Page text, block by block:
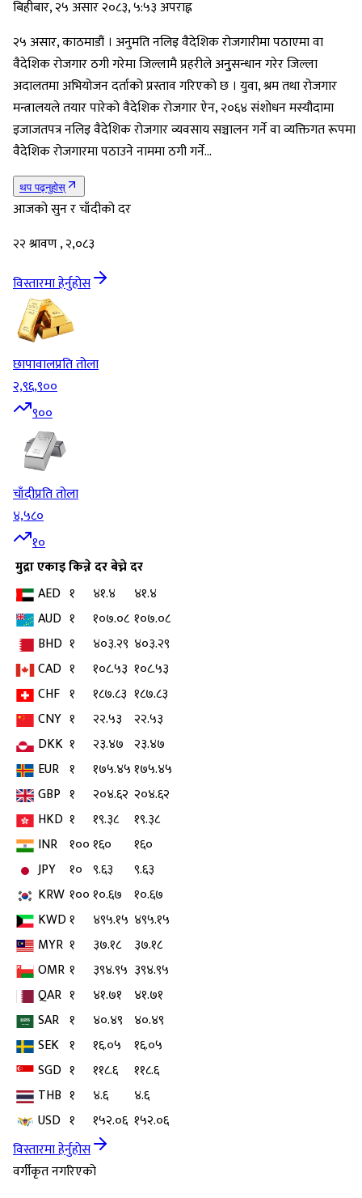
बिहीबार, २५ असार २०८३, ५:५३ अपराह्न
२५ असार, काठमाडौं । अनुमति नलिइ वैदेशिक रोजगारीमा पठाएमा वा
वैदेशिक रोजगार ठगी गरेमा जिल्लामै प्रहरीले अनुुसन्धान गरेर जिल्ला
अदालतमा अभियोजन दर्ताको प्रस्ताव गरिएको छ । युवा, श्रम तथा रोजगार
मन्त्रालयले तयार पारेको वैदेशिक रोजगार ऐन, २०६४ संशोधन मस्यौदामा
इजाजतपत्र नलिइ वैदेशिक रोजगार व्यवसाय सञ्चालन गर्ने वा व्यक्तिगत रूपमा
वैदेशिक रोजगारमा पठाउने नाममा ठगी गर्ने…
थप पढ्नुहोस्
आजको सुन र चाँदीको दर
२२ श्रावण , २,०८३
विस्तारमा हेर्नुहोस
छापावालप्रति तोला
२,९६,९००
९००
चाँदीप्रति तोला
४,५८०
१०
मुद्राएकाइकिन्ने दरबेच्ने दर
AED १ ४१.४
४१.४
AUD १ १०७.०८ १०७.०८
BHD १ ४०३.२९ ४०३.२९
CAD १ १०८.५३ १०८.५३
CHF १ १८७.८३ १८७.८३
CNY १ २२.५३
२२.५३
DKK १ २३.४७ २३.४७
EUR १ १७५.४५१७५.४५
GBP १ २०४.६२ २०४.६२
HKD १ १९.३८
१९.३८
INR १००१६०
१६०
JPY
१० ९.६३
९.६३
KRW १००१०.६७ १०.६७
KWD१ ४९५.१५ ४९५.१५
MYR १ ३७.१८
३७.१८
OMR १ ३९४.९५ ३९४.९५
QAR १ ४१.७१
४१.७१
SAR १ ४०.४९ ४०.४९
SEK १ १६.०५
१६.०५
SGD १ ११८.६
११८.६
THB १ ४.६
४.६
USD १ १५२.०६ १५२.०६
विस्तारमा हेर्नुहोस
वर्गीकृत नगरिएको